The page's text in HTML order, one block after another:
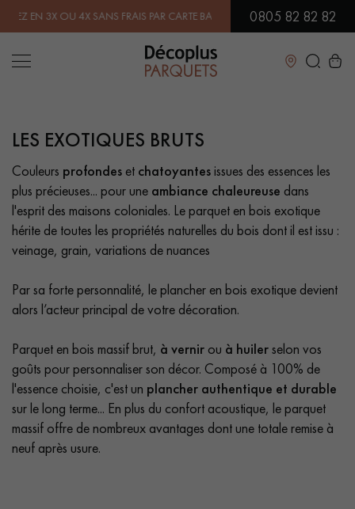
3X OU 4X SANS FRAIS PAR CARTE BANCAIRE. EN SAVOIR PLUS|
0805 82 82 82
Fermer
LES RECHERCHES LES PLUS COURANTES
PARQUET MASSIF
PARQUET CONTRECOLLÉ -
FLOTTANT
SOL PLAQUÉ BOIS VERITABLES
PARQUET EN BOIS EXOTIQUE PARQUET VERNIS
PARQUET FUMÉ
PARQUET LAMES LARGES XXL PARQUET EN CHÊNE
ACCESSOIRES PARQUET
D'INTÉRIEUR
LES EXOTIQUES BRUTS
Couleurs profondes et chatoyantesissues des essences les
plus précieuses... pour une ambiance chaleureuse dans
l'esprit des maisons coloniales. Le parquet en bois exotique
hérite de toutes les propriétés naturelles du bois dont il est issu :
veinage, grain, variations de nuances
Par sa forte personnalité, le plancher en bois exotique devient
alors l’acteur principal de votre décoration.
Parquet en bois massif brut, à vernir ou à huilerselon vos
goûts pour personnaliser son décor. Composé à 100% de
l'essence choisie, c'est un plancher authentique et durable
sur le long terme... En plus du confort acoustique, le parquet
massif offre de nombreux avantages dont une totale remise à
neuf après usure.